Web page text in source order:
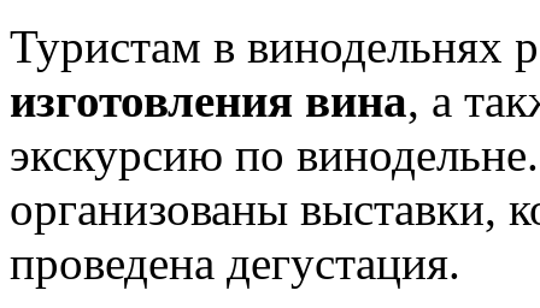
Туристам в винодельнях
изготовления вина, а
экскурсию по
организованы выставки,
проведена дегустация.